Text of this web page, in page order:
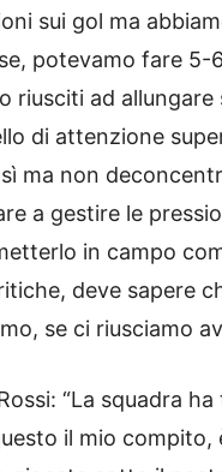
sui gol ma
potevamo fare 5-
riusciti ad
di attenzione
ma non
a gestire le
in campo
deve sapere
se ci riusciamo
“La squadra
il mio